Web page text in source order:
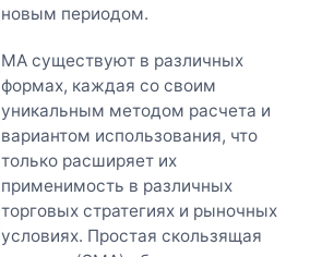
новым периодом.
MA существуют в различных
формах, каждая со своим
уникальным методом расчета и
вариантом использования, что
только расширяет их
применимость в различных
торговых стратегиях и рыночных
условиях. Простая скользящая